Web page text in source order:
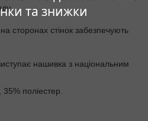
та знижки
сторонах стінок забезпечують
нашивка з національним
поліестер.